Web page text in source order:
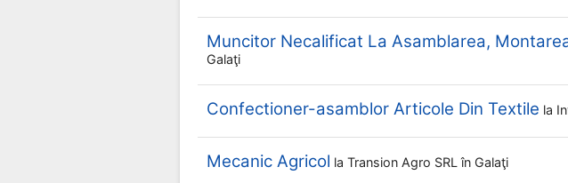
Muncitor Necalificat La Asamblarea,
Galaţi
Confectioner-asamblor Articole Din Textile la
Mecanic Agricol la Transion Agro SRL în Galaţi